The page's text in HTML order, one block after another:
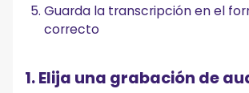
Guarda la transcripción en el
correcto
1. Elija una grabación de